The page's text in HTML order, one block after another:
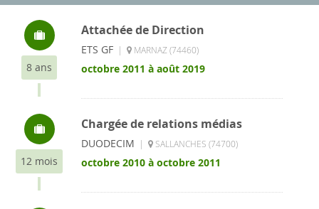
8 ans
Attachée de Direction
ETS GF | MARNAZ (74460)
octobre 2011 à août 2019
12 mois
Chargée de relations médias
DUODECIM | SALLANCHES (74700)
octobre 2010 à octobre 2011